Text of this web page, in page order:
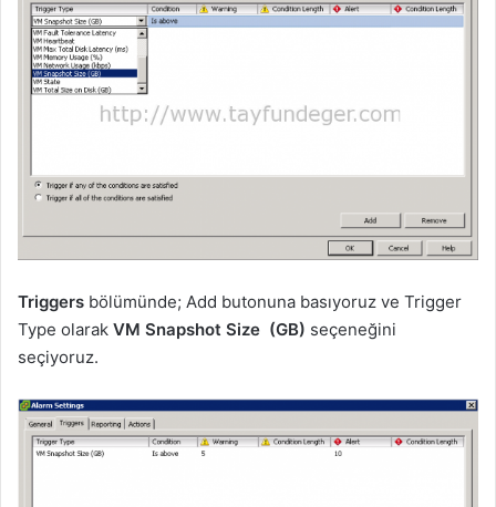
Triggers bölümünde; Add butonuna basıyoruz ve Trigger
Type olarak VM Snapshot Size (GB) seçeneğini
seçiyoruz.